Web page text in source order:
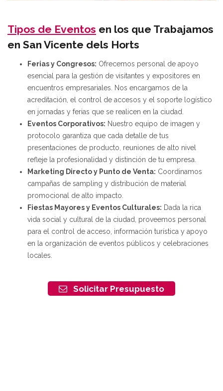
Tipos de Eventos en los que Trabajamos
en San Vicente dels Horts
Ferias y Congresos: Ofrecemos personal de apoyo
esencial para la gestión de visitantes y expositores en
encuentros empresariales. Nos encargamos de la
acreditación, el control de accesos y el soporte logístico
en jornadas y ferias que se realicen en la ciudad.
Eventos Corporativos: Nuestro equipo de imagen y
protocolo garantiza que cada detalle de tus
presentaciones de producto, reuniones de alto nivel
refleje la profesionalidad y distinción de tu empresa.
Marketing Directo y Punto de Venta: Coordinamos
campañas de sampling y distribución de material
promocional de alto impacto.
Fiestas Mayores y Eventos Culturales: Dada la rica
vida social y cultural de la ciudad, proveemos personal
para el control de acceso, información turística y apoyo
en la organización de eventos públicos y celebraciones
locales.
Solicitar Presupuesto